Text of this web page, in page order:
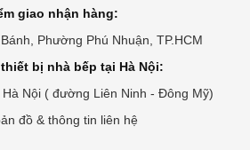
giao nhận hàng:
Phường Phú Nhuận, TP.HCM
bị nhà bếp tại Hà Nội:
Hà Nội ( đường Liên Ninh - Đông Mỹ)
đồ & thông tin liên hệ